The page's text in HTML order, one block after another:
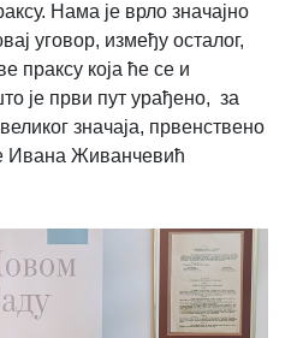
Нама је врло значајно
уговор, између осталог,
праксу која ће се и
је први пут урађено, за
значаја, првенствено
Ивана Живанчевић